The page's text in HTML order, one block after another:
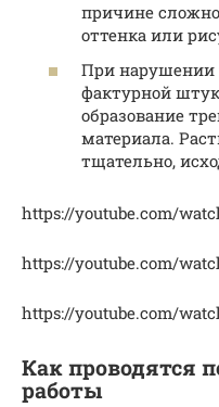
причине
оттенка или
При нарушении
фактурной
образование
материала.
тщательно,
https://youtube.com/
https://youtube.com/
https://youtube.com/
Как проводятся
работы